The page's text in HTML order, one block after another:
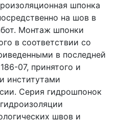
шпонка
на шов в
Монтаж шпонки
в соответствии со
в последней
07, принятого и
институтами
Серия гидрошпонок
швов и